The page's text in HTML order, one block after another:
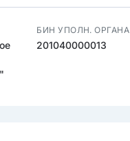
БИН УПОЛН. ОРГАНА
201040000013